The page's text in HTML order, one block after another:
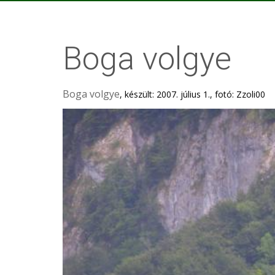
Boga volgye
Boga volgye, készült: 2007. július 1., fotó: Zzoli00